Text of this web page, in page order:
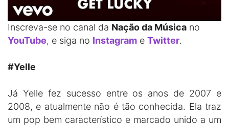
Inscreva-se no canal da Nação da Música no
YouTube, e siga no Instagram e Twitter.
#Yelle
Já Yelle fez sucesso entre os anos de 2007 e
2008, e atualmente não é tão conhecida. Ela traz
um pop bem característico e marcado unido a um